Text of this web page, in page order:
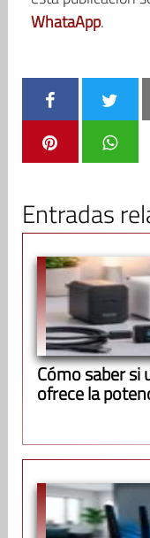
WhataApp.
Entradas
Cómo saber si
ofrece la